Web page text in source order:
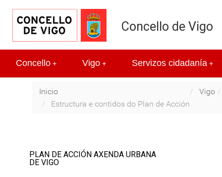
Concello de Vigo
+
Concello +
Vigo +
Servizos cidadanía
Inicio
Vigo
Estructura e contidos do Plan de Acción
PLAN DE ACCIÓN AXENDA URBANA
DE VIGO